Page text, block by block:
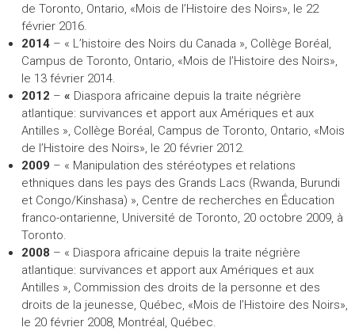
de Toronto, Ontario, «Mois de l’Histoire des Noirs», le 22
février 2016.
2014 – « L’histoire des Noirs du Canada », Collège Boréal,
Campus de Toronto, Ontario, «Mois de l’Histoire des Noirs»,
le 13 février 2014.
2012 – « Diaspora africaine depuis la traite négrière
atlantique: survivances et apport aux Amériques et aux
Antilles », Collège Boréal, Campus de Toronto, Ontario, «Mois
de l’Histoire des Noirs», le 20 février 2012.
2009 – « Manipulation des stéréotypes et relations
ethniques dans les pays des Grands Lacs (Rwanda, Burundi
et Congo/Kinshasa) », Centre de recherches en Éducation
franco-ontarienne, Université de Toronto, 20 octobre 2009, à
Toronto.
2008 – « Diaspora africaine depuis la traite négrière
atlantique: survivances et apport aux Amériques et aux
Antilles », Commission des droits de la personne et des
droits de la jeunesse, Québec, «Mois de l’Histoire des Noirs»,
le 20 février 2008, Montréal, Québec.